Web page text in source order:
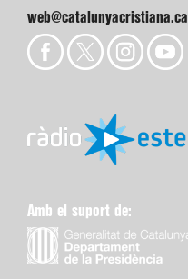
Amb el suport de: